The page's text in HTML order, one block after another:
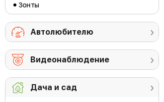
Зонты
Автолюбителю
Видеонаблюдение
Дача и сад